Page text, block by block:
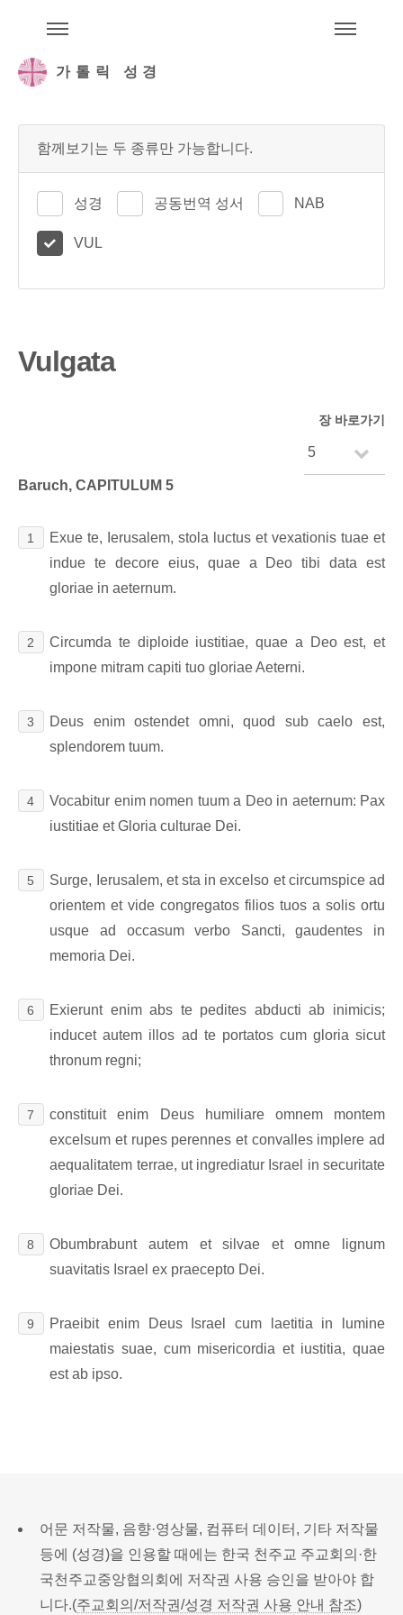
가톨릭 성경
함께보기는 두 종류만 가능합니다.
성경 공동번역 성서 NAB
VUL
Vulgata
장 바로가기
Baruch, CAPITULUM 5
1
Exue te, Ierusalem, stola luctus et vexationis tuae et
indue te decore eius, quae a Deo tibi data est
gloriae in aeternum.
2
Circumda te diploide iustitiae, quae a Deo est, et
impone mitram capiti tuo gloriae Aeterni.
3
Deus enim ostendet omni, quod sub caelo est,
splendorem tuum.
4
Vocabitur enim nomen tuum a Deo in aeternum: Pax
iustitiae et Gloria culturae Dei.
5
Surge, Ierusalem, et sta in excelso et circumspice ad
orientem et vide congregatos filios tuos a solis ortu
usque ad occasum verbo Sancti, gaudentes in
memoria Dei.
6
Exierunt enim abs te pedites abducti ab inimicis;
inducet autem illos ad te portatos cum gloria sicut
thronum regni;
7
constituit enim Deus humiliare omnem montem
excelsum et rupes perennes et convalles implere ad
aequalitatem terrae, ut ingrediatur Israel in securitate
gloriae Dei.
8
Obumbrabunt autem et silvae et omne lignum
suavitatis Israel ex praecepto Dei.
9
Praeibit enim Deus Israel cum laetitia in lumine
maiestatis suae, cum misericordia et iustitia, quae
est ab ipso.
어문 저작물, 음향·영상물, 컴퓨터 데이터, 기타 저작물
등에 (성경)을 인용할 때에는 한국 천주교 주교회의·한
국천주교중앙협의회에 저작권 사용 승인을 받아야 합
니다.(주교회의/저작권/성경 저작권 사용 안내 참조)